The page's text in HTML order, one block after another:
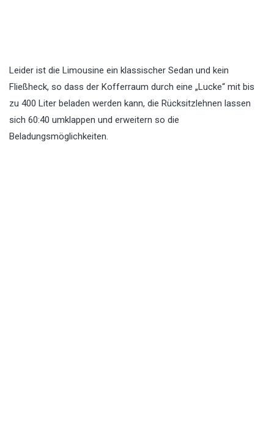
Leider ist die Limousine ein klassischer Sedan und kein
Fließheck, so dass der Kofferraum durch eine „Lucke“ mit bis
zu 400 Liter beladen werden kann, die Rücksitzlehnen lassen
sich 60:40 umklappen und erweitern so die
Beladungsmöglichkeiten.